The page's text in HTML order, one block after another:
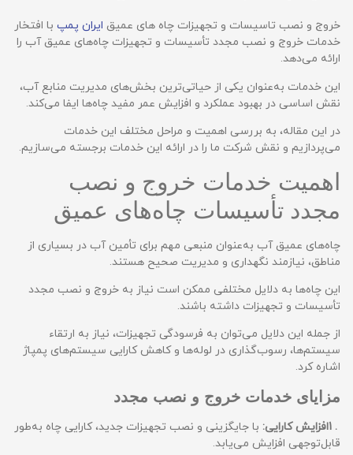
خروج و نصب تاسیسات و تجهیزات چاه های عمیق ایران پمپ با افتخار
خدمات خروج و نصب مجدد تأسیسات و تجهیزات چاه‌های عمیق آب را
ارائه می‌دهد.
این خدمات به‌عنوان یکی از حیاتی‌ترین بخش‌های مدیریت منابع آب،
نقش اساسی در بهبود عملکرد و افزایش عمر مفید چاه‌ها ایفا می‌کند.
در این مقاله، به بررسی اهمیت و مراحل مختلف این خدمات
می‌پردازیم و نقش شرکت ما را در ارائه این خدمات برجسته می‌سازیم.
اهمیت خدمات خروج و نصب
مجدد تأسیسات چاه‌های عمیق
چاه‌های عمیق آب به‌عنوان منبعی مهم برای تأمین آب در بسیاری از
مناطق، نیازمند نگهداری و مدیریت صحیح هستند.
این چاه‌ها به دلایل مختلفی ممکن است نیاز به خروج و نصب مجدد
تأسیسات و تجهیزات داشته باشند.
از جمله این دلایل می‌توان به فرسودگی تجهیزات، نیاز به ارتقاء
سیستم‌ها، رسوب‌گذاری در لوله‌ها و کاهش کارایی سیستم‌های پمپاژ
اشاره کرد.
مزایای خدمات خروج و نصب مجدد
. 1 افزایش کارایی: با جایگزینی و نصب تجهیزات جدید، کارایی چاه به‌طور
قابل‌توجهی افزایش می‌یابد.